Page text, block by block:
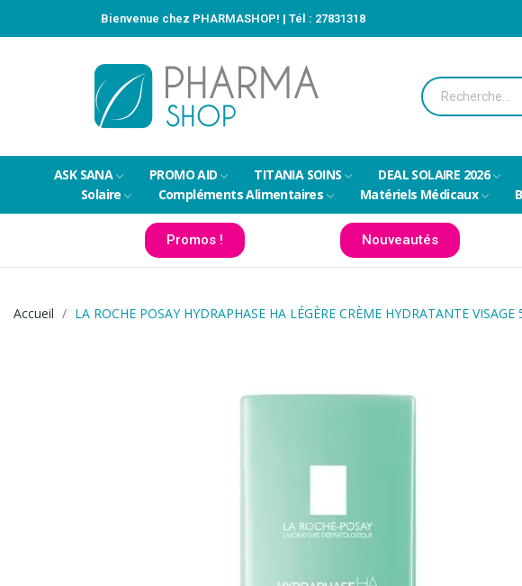
Bienvenue chez PHARMASHOP! | Tél : 27831318
ASK SANA PROMO AID TITANIA SOINS DEAL SOLAIRE 2026
Solaire
Compléments Alimentaires Matériels Médicaux
Promos ! Nouveautés
Accueil LA ROCHE POSAY HYDRAPHASE HA LÉGÈRE CRÈME HYDRATANTE VISAGE